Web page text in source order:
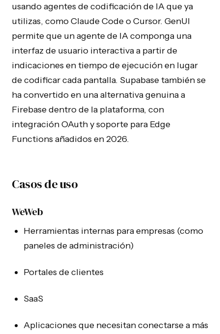
usando agentes de codificación de IA que ya
utilizas, como Claude Code o Cursor. GenUI
permite que un agente de IA componga una
interfaz de usuario interactiva a partir de
indicaciones en tiempo de ejecución en lugar
de codificar cada pantalla. Supabase también se
ha convertido en una alternativa genuina a
Firebase dentro de la plataforma, con
integración OAuth y soporte para Edge
Functions añadidos en 2026.
Casos de uso
WeWeb
Herramientas internas para empresas (como
paneles de administración)
Portales de clientes
SaaS
Aplicaciones que necesitan conectarse a más